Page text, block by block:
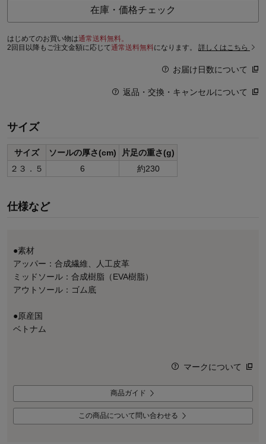
在庫・価格チェック
はじめてのお買い物は通常送料無料。
2回目以降もご注文金額に応じて通常送料無料になります。 詳しくはこちら
お届け日数について
返品・交換・キャンセルについて
サイズ
サイズ ソールの厚さ(cm)
片足の重さ(g)
２３．５
6 約230
仕様など
●素材
アッパー：合成繊維、人工皮革
ミッドソール：合成樹脂（EVA樹脂）
アウトソール：ゴム底
●原産国
ベトナム
マークについて
商品ガイド
この商品について問い合わせる